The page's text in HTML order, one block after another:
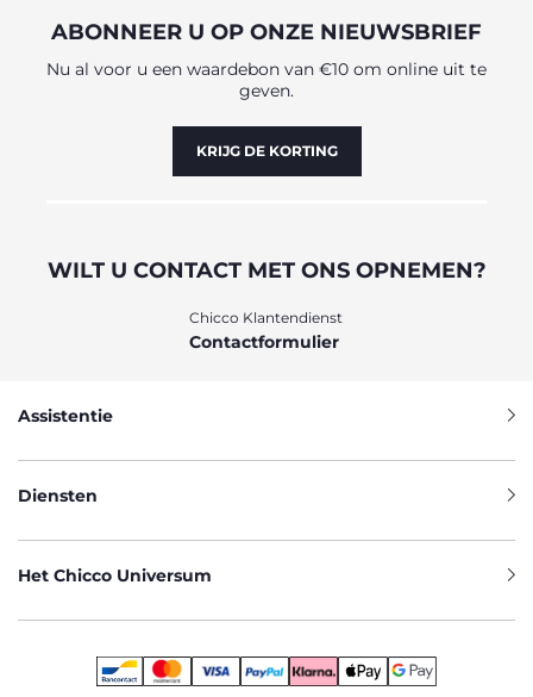
ABONNEER U OP ONZE NIEUWSBRIEF
Nu al voor u een waardebon van €10 om online uit te
geven.
KRIJG DE KORTING
WILT U CONTACT MET ONS OPNEMEN?
Chicco Klantendienst
Contactformulier
Assistentie
Diensten
Het Chicco Universum